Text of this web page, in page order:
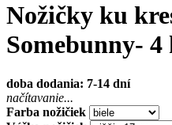
Nožičky ku
Somebunny- 4
doba dodania: 7-14 dní
načítavanie...
Farba nožičiek